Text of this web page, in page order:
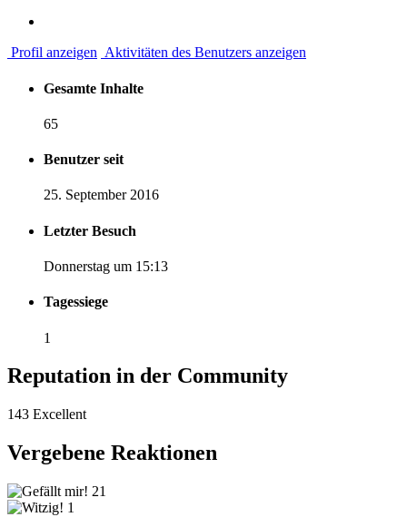
Profil anzeigen Aktivitäten des Benutzers anzeigen
Gesamte Inhalte
65
Benutzer seit
25. September 2016
Letzter Besuch
Donnerstag um 15:13
Tagessiege
1
Reputation in der Community
143 Excellent
Vergebene Reaktionen
21
1